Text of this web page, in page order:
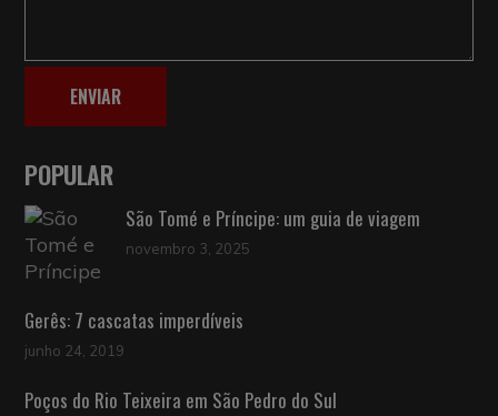
ENVIAR
POPULAR
São Tomé e Príncipe: um guia de viagem
novembro 3, 2025
Gerês: 7 cascatas imperdíveis
junho 24, 2019
Poços do Rio Teixeira em São Pedro do Sul